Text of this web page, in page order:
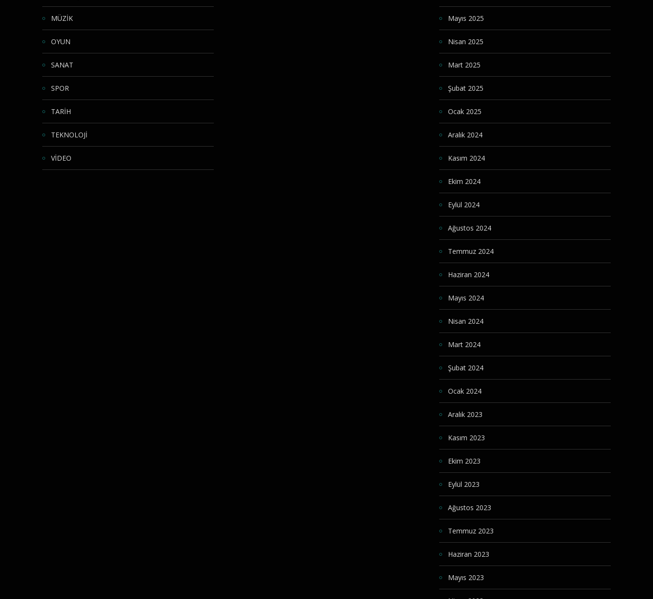
MÜZİK
OYUN
SANAT
SPOR
TARİH
TEKNOLOJİ
VİDEO
Mayıs 2025
Nisan 2025
Mart 2025
Şubat 2025
Ocak 2025
Aralık 2024
Kasım 2024
Ekim 2024
Eylül 2024
Ağustos 2024
Temmuz 2024
Haziran 2024
Mayıs 2024
Nisan 2024
Mart 2024
Şubat 2024
Ocak 2024
Aralık 2023
Kasım 2023
Ekim 2023
Eylül 2023
Ağustos 2023
Temmuz 2023
Haziran 2023
Mayıs 2023